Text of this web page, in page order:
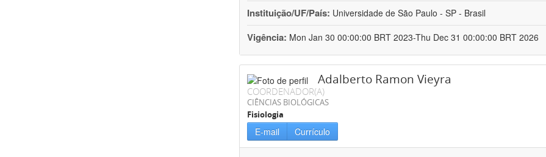
Instituição/UF/País: Universidade de São Paulo - SP - Brasil
Vigência: Mon Jan 30 00:00:00 BRT 2023-Thu Dec 31 00:00:00 BRT 2026
Adalberto Ramon Vieyra
COORDENADOR(A)
CIÊNCIAS BIOLÓGICAS
Fisiologia
E-mail Currículo